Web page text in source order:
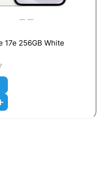
17e 256GB White